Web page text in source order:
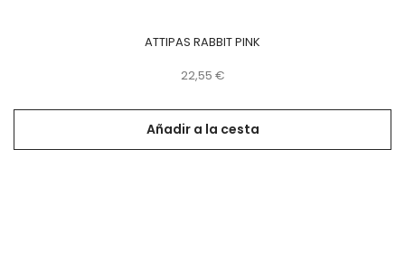
ATTIPAS RABBIT PINK
Precio
22,55 €
Añadir a la cesta